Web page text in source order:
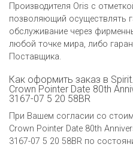
Производителя Oris c
позволяющий осуществлять
обслуживание через
любой точке мира, либо
Поставщика.
Как оформить заказ в
Crown Pointer Date 80th
3167-07 5 20 58BR
При Вашем согласии со
Crown Pointer Date 80th
3167-07 5 20 58BR по